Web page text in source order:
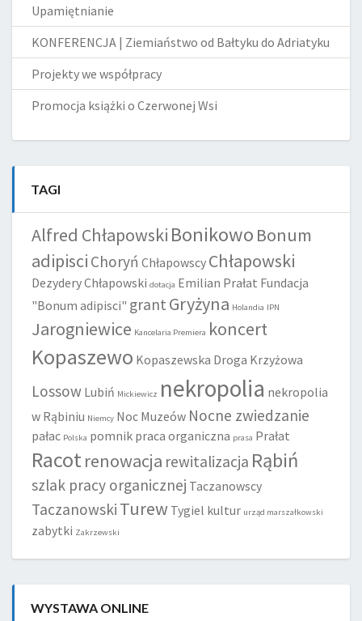
Upamiętnianie
KONFERENCJA | Ziemiaństwo od Bałtyku do Adriatyku
Projekty we współpracy
Promocja książki o Czerwonej Wsi
TAGI
Alfred Chłapowski Bonikowo Bonum
adipisci Choryń Chłapowscy Chłapowski
Dezydery Chłapowski dotacja Emilian Prałat Fundacja
"Bonum adipisci" grant Gryżyna Holandia IPN
Jarogniewice Kancelaria Premiera koncert
Kopaszewo Kopaszewska Droga Krzyżowa
Lossow Lubiń Mickiewicz nekropolia nekropolia
w Rąbiniu Niemcy Noc Muzeów Nocne zwiedzanie
pałac Polska pomnik praca organiczna prasa Prałat
Racotrenowacja rewitalizacja Rąbiń
szlak pracy organicznej Taczanowscy
Taczanowski Turew Tygiel kultur urząd marszałkowski
zabytki Zakrzewski
WYSTAWA ONLINE